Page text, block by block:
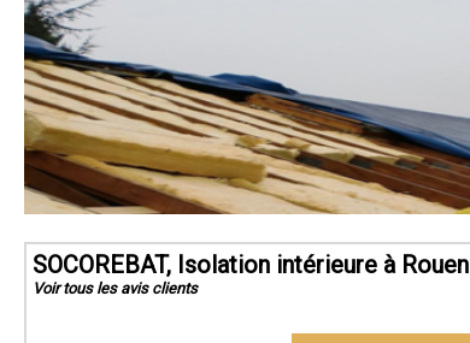
SOCOREBAT, Isolation intérieure à Rouen
Voir tous les avis clients